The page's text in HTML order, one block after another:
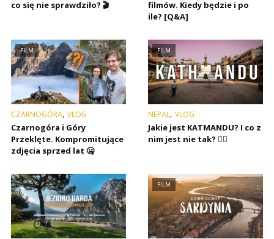
co się nie sprawdziło? 🎬
filmów. Kiedy będzie i po
ile? [Q&A]
FILM
CZARNOGÓRA, VLOG
Czarnogóra i Góry
Przeklęte. Kompromitujące
zdjęcia sprzed lat 🤐
FILM
NEPAL, VLOG
Jakie jest KATMANDU? I co z
nim jest nie tak? 🤷‍♂️
FILM